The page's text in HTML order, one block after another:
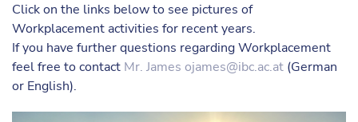
Click on the links below to see pictures of
Workplacement activities for recent years.
If you have further questions regarding Workplacement
feel free to contact Mr. James ojames@ibc.ac.at (German
or English).